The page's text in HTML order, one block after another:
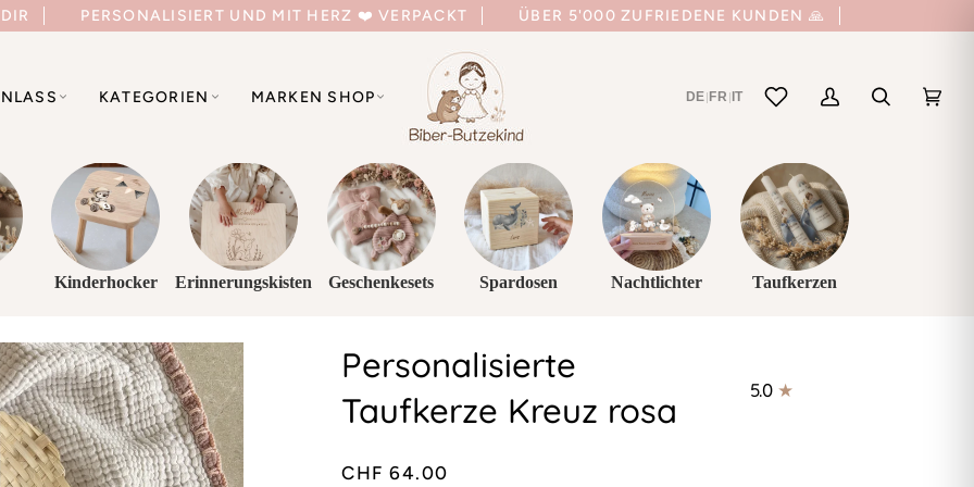
PERSONALISIERT UND MIT HERZ ❤️ VERPACKT ÜBER 5'000 ZUFRIEDENE KUNDEN 🙏
KATEGORIEN MARKEN SHOP DE| FR | IT
Mein
Suchen
Kinderhocker Erinnerungskisten Geschenkesets Spardosen Nachtlichter Taufkerzen
Personalisierte
Taufkerze Kreuz rosa
5.0
CHF 64.00